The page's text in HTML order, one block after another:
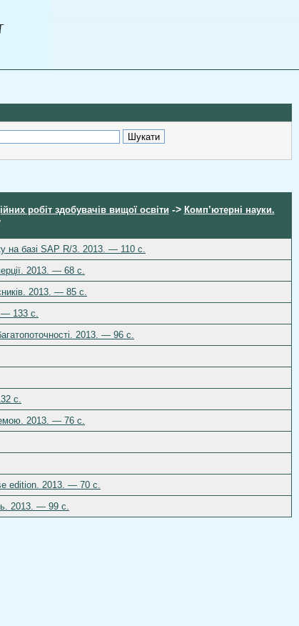
робіт здобувачів вищої освіти -> Комп’ютерні науки.
на базі SAP R/3. 2013. — 110 c.
2013. — 68 c.
2013. — 85 c.
— 133 c.
2013. — 96 c.
c.
2013. — 76 c.
edition. 2013. — 70 c.
2013. — 99 c.